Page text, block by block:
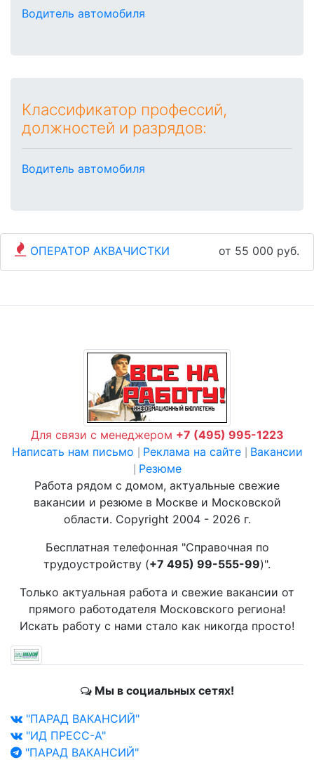
Водитель автомобиля
Классификатор профессий,
должностей и разрядов:
Водитель автомобиля
ОПЕРАТОР АКВАЧИСТКИ от 55 000 руб.
Для связи с менеджером +7 (495) 995-1223
Написать нам письмо
Реклама на сайте Вакансии
Резюме
Работа рядом с домом, актуальные свежие
вакансии и резюме в Москве и Московской
области. Copyright 2004 - 2026 г.
Бесплатная телефонная "Справочная по
трудоустройству (+7 495) 99-555-99)".
Только актуальная работа и свежие вакансии от
прямого работодателя Московского региона!
Искать работу с нами стало как никогда просто!
Мы в социальных сетях!
"ПАРАД ВАКАНСИЙ"
"ИД ПРЕСС-А"
"ПАРАД ВАКАНСИЙ"